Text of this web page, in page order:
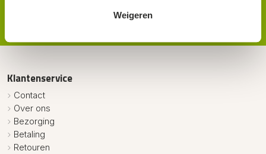
Weigeren
Klantenservice
Contact
Over ons
Bezorging
Betaling
Retouren